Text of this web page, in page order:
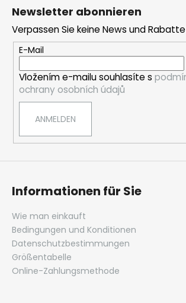
Newsletter abonnieren
Verpassen Sie keine News und
E-Mail
Vložením e-mailu souhlasíte s
ochrany osobních údajů
ANMELDEN
Informationen für Sie
Wie man einkauft
Bedingungen und Konditionen
Datenschutzbestimmungen
Größentabelle
Online-Zahlungsmethode